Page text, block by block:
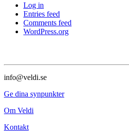
Log in
Entries feed
Comments feed
WordPress.org
info@veldi.se
Ge dina synpunkter
Om Veldi
Kontakt